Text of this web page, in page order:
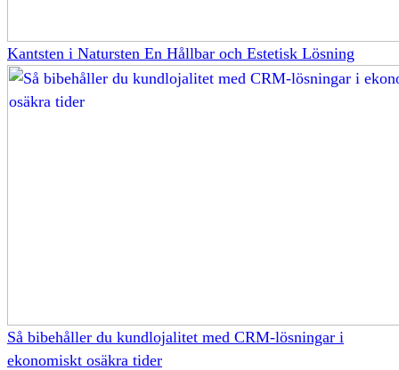
Kantsten i Natursten En Hållbar och Estetisk Lösning
Så bibehåller du kundlojalitet med CRM-lösningar i
ekonomiskt osäkra tider